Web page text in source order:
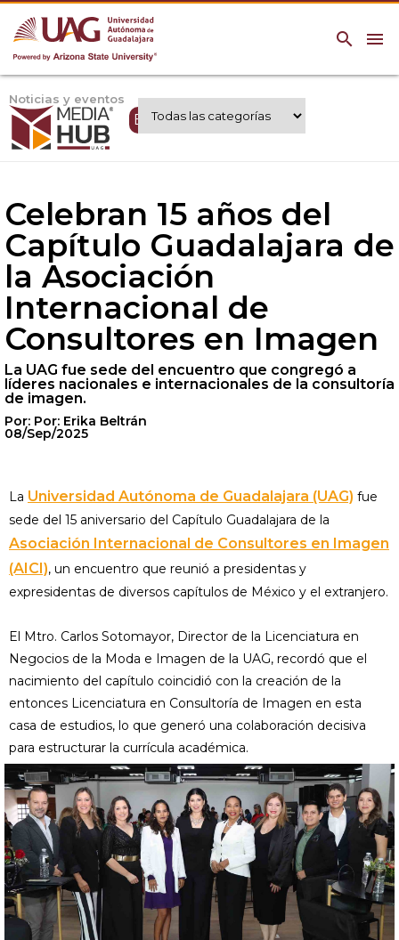
menu
search
Noticias y eventos
Expertos UAG
Celebran 15 años del
Capítulo Guadalajara de
la Asociación
Internacional de
Consultores en Imagen
La UAG fue sede del encuentro que congregó a
líderes nacionales e internacionales de la consultoría
de imagen.
Por: Por: Erika Beltrán
08/Sep/2025
La Universidad Autónoma de Guadalajara (UAG) fue
sede del 15 aniversario del Capítulo Guadalajara de la
Asociación Internacional de Consultores en Imagen
(AICI), un encuentro que reunió a presidentas y
expresidentas de diversos capítulos de México y el extranjero.
El Mtro. Carlos Sotomayor, Director de la Licenciatura en
Negocios de la Moda e Imagen de la UAG, recordó que el
nacimiento del capítulo coincidió con la creación de la
entonces Licenciatura en Consultoría de Imagen en esta
casa de estudios, lo que generó una colaboración decisiva
para estructurar la currícula académica.